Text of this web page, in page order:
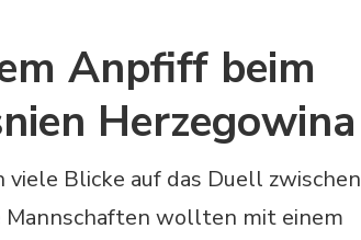
Anpfiff beim
Herzegowina
Blicke auf das Duell zwischen
Mannschaften wollten mit einem